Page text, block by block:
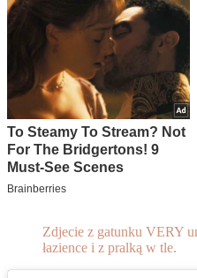
Zdjecie z gatunku VERY
łazience i z pralką w tle.